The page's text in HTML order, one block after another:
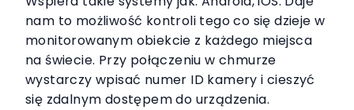
nam to możliwość kontroli tego co się dzieje w
monitorowanym obiekcie z każdego miejsca
na świecie. Przy połączeniu w chmurze
wystarczy wpisać numer ID kamery i cieszyć
się zdalnym dostępem do urządzenia.